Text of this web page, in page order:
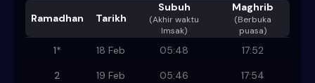
Ramadhan Tarikh
Subuh
(Akhir waktu
Imsak)
Maghrib
(Berbuka
puasa)
1* 18 Feb 05:48
17:52
2
19 Feb 05:46 17:54